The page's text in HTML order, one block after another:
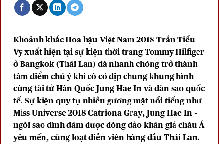
Khoảnh khắc Hoa hậu Việt Nam 2018 Trần Tiểu
Vy xuất hiện tại sự kiện thời trang Tommy Hilfiger
ở Bangkok (Thái Lan) đã nhanh chóng trở thành
tâm điểm chú ý khi cô có dịp chung khung hình
cùng tài tử Hàn Quốc Jung Hae In và dàn sao quốc
tế. Sự kiện quy tụ nhiều gương mặt nổi tiếng như
Miss Universe 2018 Catriona Gray, Jung Hae In –
ngôi sao đình đám được đông đảo khán giả châu Á
yêu mến, cùng loạt diễn viên hàng đầu Thái Lan.